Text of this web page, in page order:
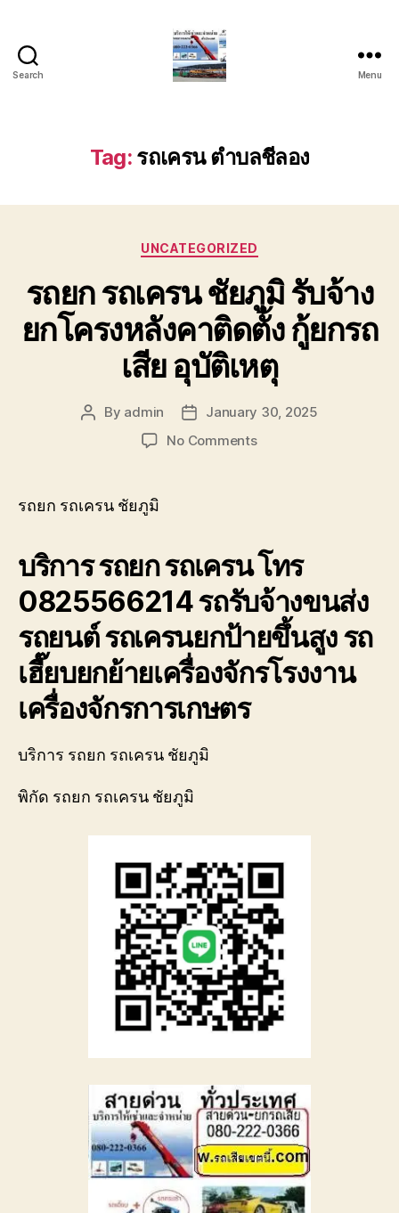
Search
รถ
เครน
เฮี๊ยบ
สไลด์
เครื่องจักร
โทร
0818900005
Menu
Tag: รถเครน ตำบลชีลอง
Categories
UNCATEGORIZED
รถยก รถเครน ชัยภูมิ รับจ้าง
ยกโครงหลังคาติดตั้ง กู้ยกรถ
เสีย อุบัติเหตุ
Post
By admin
Post
date
January 30, 2025
No Commentson
ยก
โครง
หลังคา
ติด
ตั้ง
ยก
รถยก รถเครน ชัยภูมิ
บริการ รถยก รถเครน โทร
0825566214 รถรับจ้างขนส่ง
รถยนต์ รถเครนยกป้ายขึ้นสูง รถ
เฮี๊ยบยกย้ายเครื่องจักรโรงงาน
เครื่องจักรการเกษตร
บริการ รถยก รถเครน ชัยภูมิ
พิกัด รถยก รถเครน ชัยภูมิ